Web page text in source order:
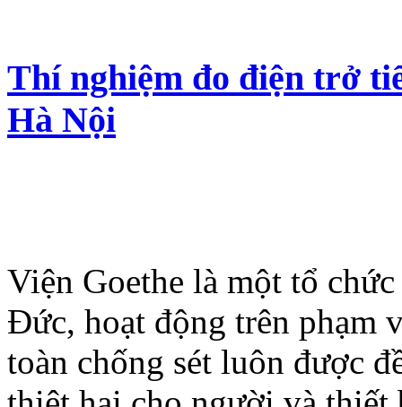
Thí nghiệm đo điện trở
Hà Nội
Viện Goethe là một tổ
Đức, hoạt động trên phạm
toàn chống sét luôn được